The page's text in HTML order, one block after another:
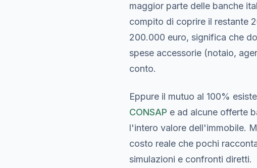
maggior parte delle banche
compito di coprire il restante
200.000 euro, significa che
spese accessorie (notaio,
conto.
Eppure il mutuo al 100%
CONSAP e ad alcune offerte
l'intero valore dell'immobile.
costo reale che pochi
simulazioni e confronti diretti.